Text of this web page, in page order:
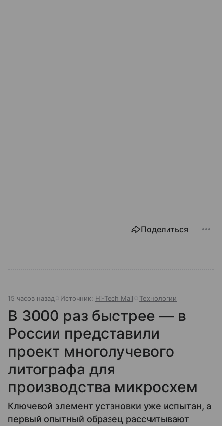
Поделиться
15 часов назад Источник: Hi-Tech Mail Технологии
В 3000 раз быстрее — в
России представили
проект многолучевого
литографа для
производства микросхем
Ключевой элемент установки уже испытан, а
первый опытный образец рассчитывают